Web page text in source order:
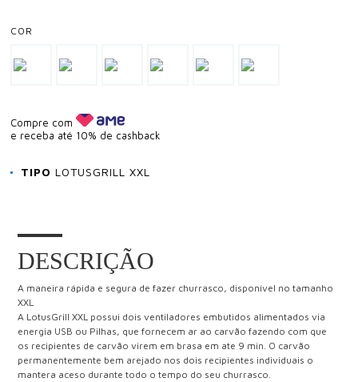
COR
Compre com
e receba até 10% de cashback
TIPO LOTUSGRILL XXL
DESCRIÇÃO
A maneira rápida e segura de fazer churrasco, disponível no tamanho
XXL
A LotusGrill XXL possui dois ventiladores embutidos alimentados via
energia USB ou Pilhas, que fornecem ar ao carvão fazendo com que
os recipientes de carvão virem em brasa em ate 9 min. O carvão
permanentemente bem arejado nos dois recipientes individuais o
mantera aceso durante todo o tempo do seu churrasco.